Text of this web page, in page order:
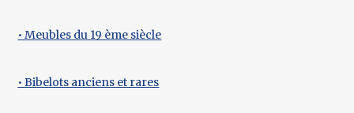
• Meubles du 19 ème siècle
• Bibelots anciens et rares